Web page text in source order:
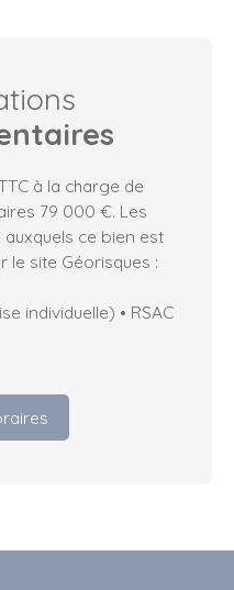
à la charge de
79 000 €. Les
ce bien est
le site Géorisques :
individuelle) • RSAC